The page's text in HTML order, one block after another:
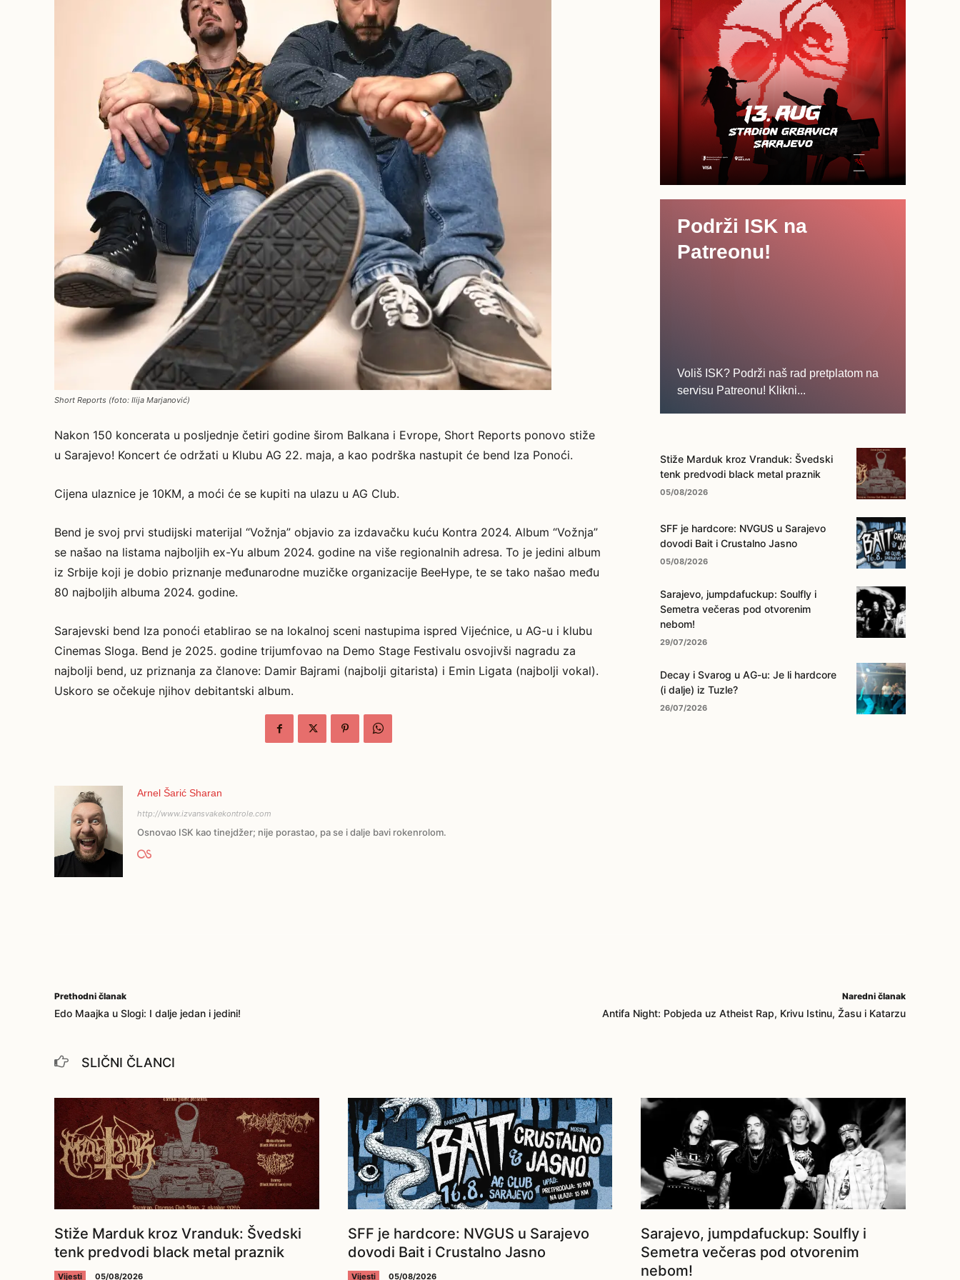
Short Reports (foto: Ilija Marjanović)
Nakon 150 koncerata u posljednje četiri godine širom Balkana i Evrope, Short Reports ponovo stiže
u Sarajevo! Koncert će održati u Klubu AG 22. maja, a kao podrška nastupit će bend Iza Ponoći.
Cijena ulaznice je 10KM, a moći će se kupiti na ulazu u AG Club.
Bend je svoj prvi studijski materijal “Vožnja” objavio za izdavačku kuću Kontra 2024. Album “Vožnja”
se našao na listama najboljih ex-Yu album 2024. godine na više regionalnih adresa. To je jedini album
iz Srbije koji je dobio priznanje međunarodne muzičke organizacije BeeHype, te se tako našao među
80 najboljih albuma 2024. godine.
Sarajevski bend Iza ponoći etablirao se na lokalnoj sceni nastupima ispred Vijećnice, u AG-u i klubu
Cinemas Sloga. Bend je 2025. godine trijumfovao na Demo Stage Festivalu osvojivši nagradu za
najbolji bend, uz priznanja za članove: Damir Bajrami (najbolji gitarista) i Emin Ligata (najbolji vokal).
Uskoro se očekuje njihov debitantski album.
Arnel Šarić Sharan
http://www.izvansvakekontrole.com
Osnovao ISK kao tinejdžer; nije porastao, pa se i dalje bavi rokenrolom.
Podrži ISK na
Patreonu!
Voliš ISK? Podrži naš rad pretplatom na
servisu Patreonu! Klikni...
Stiže Marduk kroz Vranduk: Švedski
tenk predvodi black metal praznik
05/08/2026
SFF je hardcore: NVGUS u Sarajevo
dovodi Bait i Crustalno Jasno
05/08/2026
Sarajevo, jumpdafuckup: Soulfly i
Semetra večeras pod otvorenim
nebom!
29/07/2026
Decay i Svarog u AG-u: Je li hardcore
(i dalje) iz Tuzle?
26/07/2026
Prethodni članak
Edo Maajka u Slogi: I dalje jedan i jedini!
Naredni članak
Antifa Night: Pobjeda uz Atheist Rap, Krivu Istinu, Žasu i Katarzu
SLIČNI ČLANCI
Stiže Marduk kroz Vranduk: Švedski
tenk predvodi black metal praznik
Vijesti 05/08/2026
SFF je hardcore: NVGUS u Sarajevo
dovodi Bait i Crustalno Jasno
Vijesti 05/08/2026
Sarajevo, jumpdafuckup: Soulfly i
Semetra večeras pod otvorenim
nebom!